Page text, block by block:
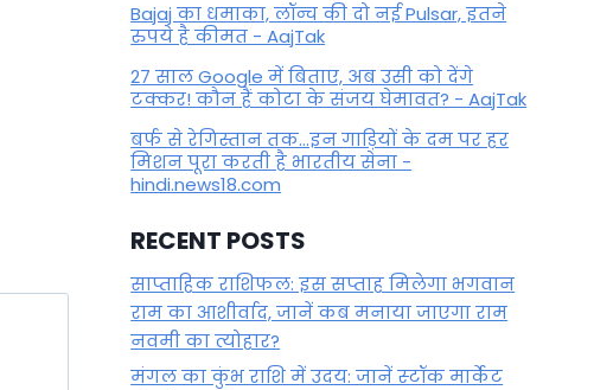
Bajaj का धमाका, लॉन्च की दो नई Pulsar, इतने
रुपये है कीमत - AajTak
27 साल Google में बिताए, अब उसी को देंगे
टक्कर! कौन हैं कोटा के संजय घेमावत? - AajTak
बर्फ से रेगिस्तान तक...इन गाड़ियों के दम पर हर
मिशन पूरा करती है भारतीय सेना -
hindi.news18.com
RECENT POSTS
साप्ताहिक राशिफल: इस सप्ताह मिलेगा भगवान
राम का आशीर्वाद, जानें कब मनाया जाएगा राम
नवमी का त्योहार?
मंगल का कुंभ राशि में उदय: जानें स्‍टॉक मार्केट